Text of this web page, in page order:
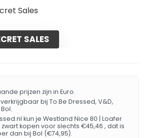
Sales
SALES
prijzen zijn in Euro.
bij To Be Dressed, V&D,
kun je Westland Nice 80 | Loafer
kopen voor slechts €45,46 , dat is
dan bij Bol (€74,95).